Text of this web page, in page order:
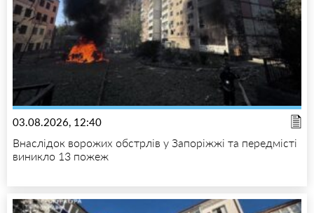
03.08.2026, 12:40
Внаслідок ворожих обстрлів у Запоріжжі та передмісті
виникло 13 пожеж